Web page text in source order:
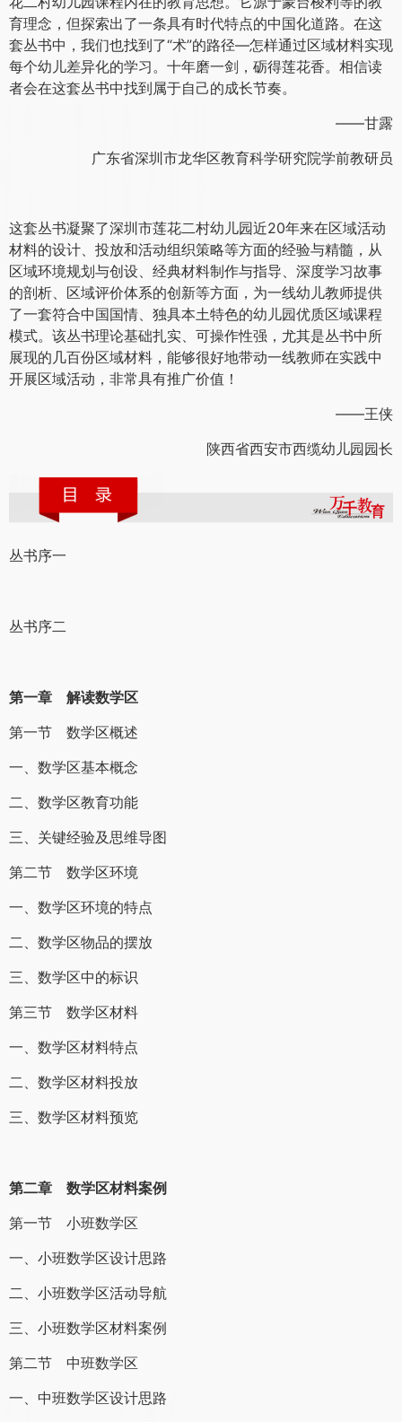
育理念，但探索出了一条具有时代特点的中国化道路。在这
套丛书中，我们也找到了“术”的路径—怎样通过区域材料实现
每个幼儿差异化的学习。十年磨一剑，砺得莲花香。相信读
者会在这套丛书中找到属于自己的成长节奏。
——甘露
广东省深圳市龙华区教育科学研究院学前教研员
这套丛书凝聚了深圳市莲花二村幼儿园近20年来在区域活动
材料的设计、投放和活动组织策略等方面的经验与精髓，从
区域环境规划与创设、经典材料制作与指导、深度学习故事
的剖析、区域评价体系的创新等方面，为一线幼儿教师提供
了一套符合中国国情、独具本土特色的幼儿园优质区域课程
模式。该丛书理论基础扎实、可操作性强，尤其是丛书中所
展现的几百份区域材料，能够很好地带动一线教师在实践中
开展区域活动，非常具有推广价值！
——王侠
陕西省西安市西缆幼儿园园长
丛书序一
丛书序二
第一章 解读数学区
第一节 数学区概述
一、数学区基本概念
二、数学区教育功能
三、关键经验及思维导图
第二节 数学区环境
一、数学区环境的特点
二、数学区物品的摆放
三、数学区中的标识
第三节 数学区材料
一、数学区材料特点
二、数学区材料投放
三、数学区材料预览
第二章 数学区材料案例
第一节 小班数学区
一、小班数学区设计思路
二、小班数学区活动导航
三、小班数学区材料案例
第二节 中班数学区
一、中班数学区设计思路